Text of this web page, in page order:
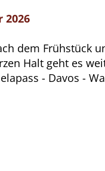
2026
dem Frühstück
Halt geht es
- Davos -